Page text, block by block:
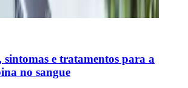
sintomas e tratamentos para a
no sangue